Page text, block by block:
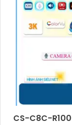
CS-C8C-